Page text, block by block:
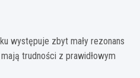
występuje zbyt mały rezonans
trudności z prawidłowym